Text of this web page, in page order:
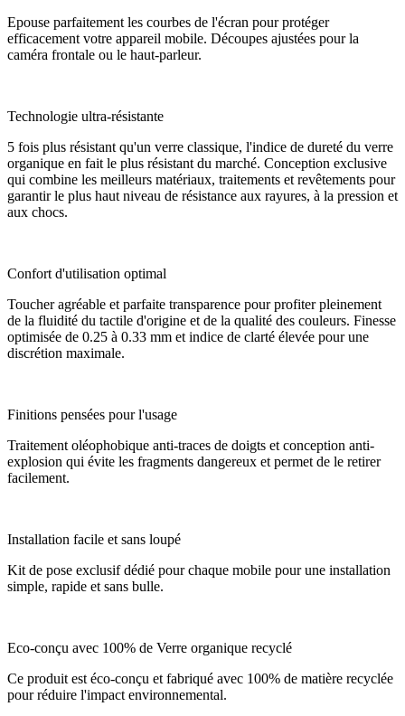
Epouse parfaitement les courbes de l'écran pour protéger
efficacement votre appareil mobile. Découpes ajustées pour la
caméra frontale ou le haut-parleur.
Technologie ultra-résistante
5 fois plus résistant qu'un verre classique, l'indice de dureté du verre
organique en fait le plus résistant du marché. Conception exclusive
qui combine les meilleurs matériaux, traitements et revêtements pour
garantir le plus haut niveau de résistance aux rayures, à la pression et
aux chocs.
Confort d'utilisation optimal
Toucher agréable et parfaite transparence pour profiter pleinement
de la fluidité du tactile d'origine et de la qualité des couleurs. Finesse
optimisée de 0.25 à 0.33 mm et indice de clarté élevée pour une
discrétion maximale.
Finitions pensées pour l'usage
Traitement oléophobique anti-traces de doigts et conception anti-
explosion qui évite les fragments dangereux et permet de le retirer
facilement.
Installation facile et sans loupé
Kit de pose exclusif dédié pour chaque mobile pour une installation
simple, rapide et sans bulle.
Eco-conçu avec 100% de Verre organique recyclé
Ce produit est éco-conçu et fabriqué avec 100% de matière recyclée
pour réduire l'impact environnemental.